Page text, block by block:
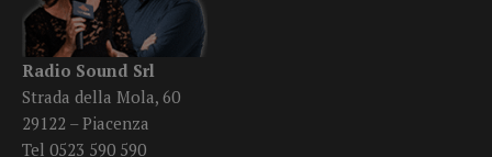
Radio Sound Srl
Strada della Mola, 60
29122 – Piacenza
Tel 0523 590 590